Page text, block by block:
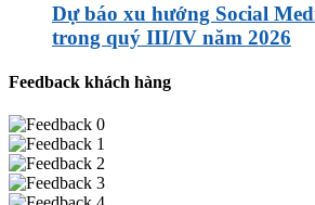
Dự báo xu hướng Social
trong quý III/IV năm 2026
Feedback khách hàng